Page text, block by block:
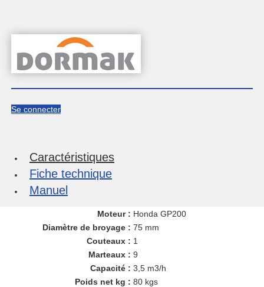
Se connecter
Caractéristiques
Fiche technique
Manuel
Moteur : Honda GP200
Diamètre de broyage : 75 mm
Couteaux : 1
Marteaux : 9
Capacité : 3,5 m3/h
Poids net kg : 80 kgs